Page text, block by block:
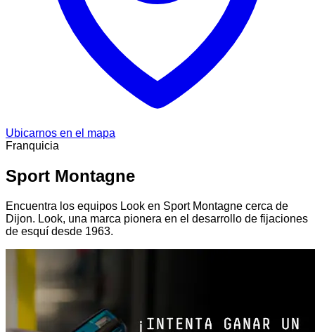
Ubicarnos en el mapa
Franquicia
Sport Montagne
Encuentra los equipos Look en Sport Montagne cerca de
Dijon. Look, una marca pionera en el desarrollo de fijaciones
de esquí desde 1963.